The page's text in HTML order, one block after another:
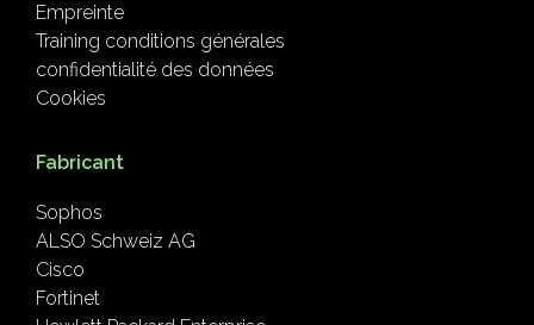
Empreinte
Training conditions générales
confidentialité des données
Cookies
Fabricant
Sophos
ALSO Schweiz AG
Cisco
Fortinet